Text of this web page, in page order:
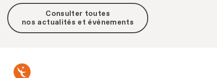
Consulter toutes
nos actualités et événements